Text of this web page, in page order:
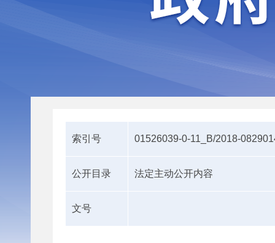
索引号 01526039-0-11_B/2018-
公开目录 法定主动公开内容
文号